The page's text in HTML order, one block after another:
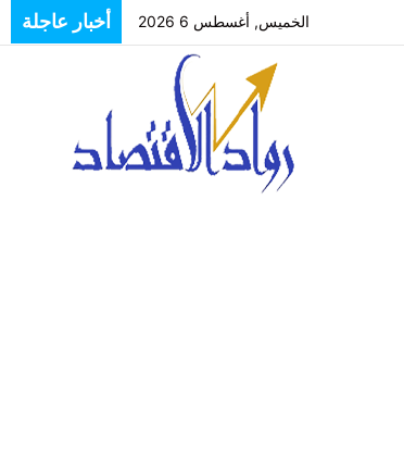
الخميس, أغسطس 6 2026 أخبار عاجلة